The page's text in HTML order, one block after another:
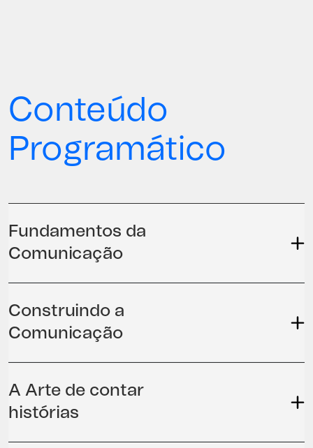
Conteúdo
Programático
Fundamentos da
Comunicação
Construindo a
Comunicação
A Arte de contar
histórias